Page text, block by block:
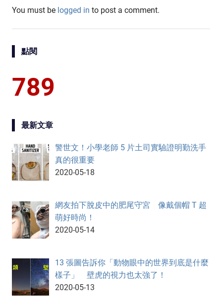
You must be logged in to post a comment.
點閱
789
最新文章
警世文！小學老師 5 片土司實驗證明勤洗手
真的很重要
2020-05-18
網友拍下脫皮中的肥尾守宮 像戴個帽 T 超
萌好時尚！
2020-05-14
13 張圖告訴你「動物眼中的世界到底是什麼
樣子」 壁虎的視力也太強了！
2020-05-13